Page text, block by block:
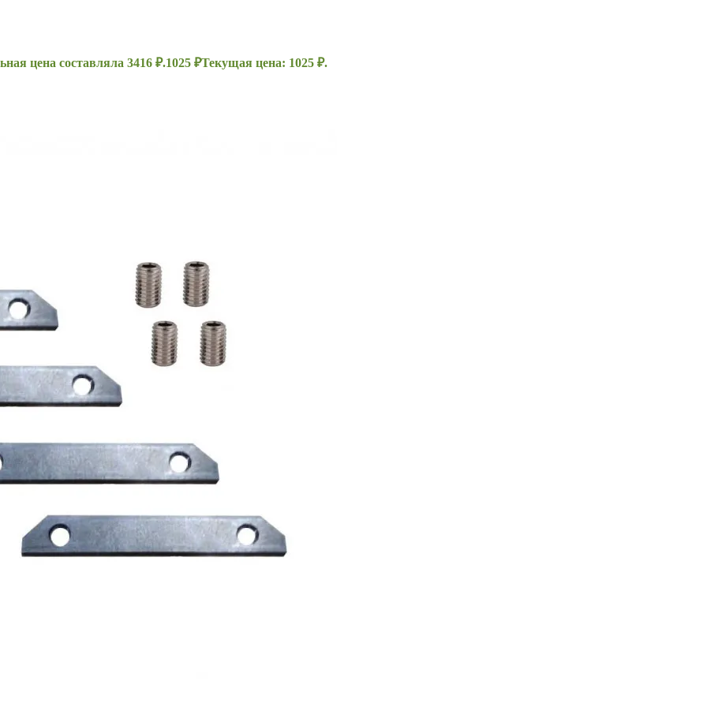
цена составляла 3416 ₽.1025 ₽Текущая цена: 1025 ₽.